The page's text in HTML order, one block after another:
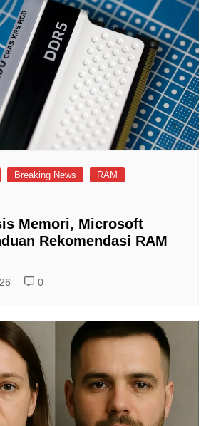
Breaking News
RAM
Memori, Microsoft
Rekomendasi RAM
0